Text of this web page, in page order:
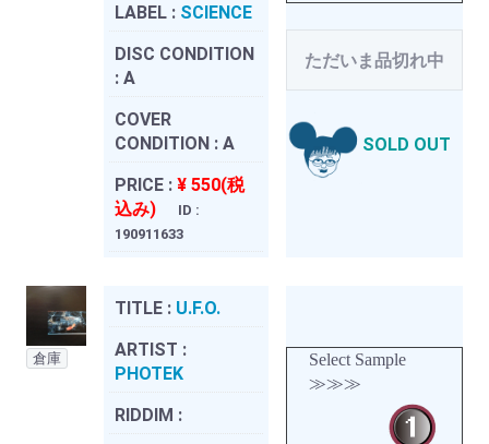
LABEL : SCIENCE
DISC CONDITION
: A
COVER
CONDITION : A
PRICE : ¥ 550(税
込み)
ID :
190911633
ただいま品切れ中
SOLD OUT
倉庫
TITLE : U.F.O.
ARTIST :
PHOTEK
RIDDIM :
Select Sample
≫≫≫